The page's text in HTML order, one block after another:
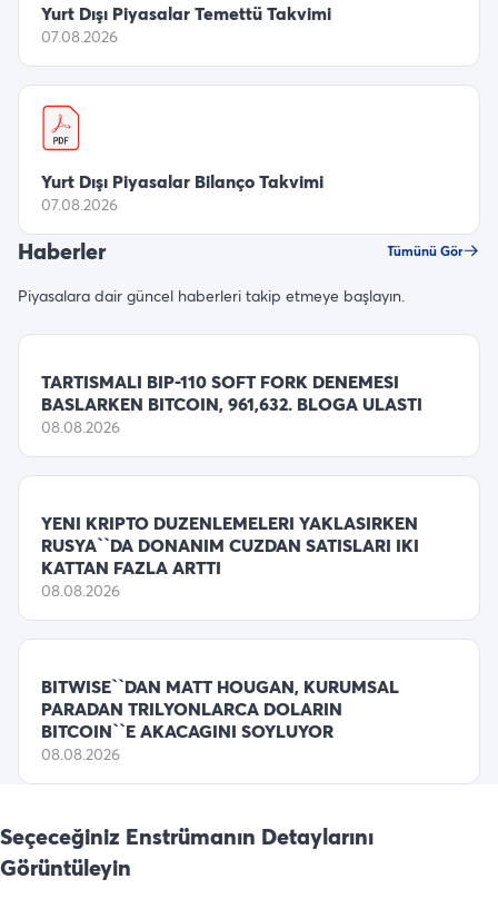
Yurt Dışı Piyasalar Temettü Takvimi
07.08.2026
Yurt Dışı Piyasalar Bilanço Takvimi
07.08.2026
Haberler Tümünü Gör
Piyasalara dair güncel haberleri takip etmeye başlayın.
TARTISMALI BIP-110 SOFT FORK DENEMESI
BASLARKEN BITCOIN, 961,632. BLOGA ULASTI
08.08.2026
YENI KRIPTO DUZENLEMELERI YAKLASIRKEN
RUSYA``DA DONANIM CUZDAN SATISLARI IKI
KATTAN FAZLA ARTTI
08.08.2026
BITWISE``DAN MATT HOUGAN, KURUMSAL
PARADAN TRILYONLARCA DOLARIN
BITCOIN``E AKACAGINI SOYLUYOR
08.08.2026
Seçeceğiniz Enstrümanın Detaylarını
Görüntüleyin